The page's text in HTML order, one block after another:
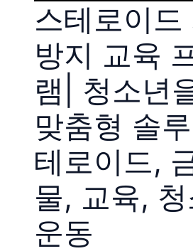
스테로이드
방지 교육
램| 청소년
맞춤형 솔
테로이드,
물, 교육,
운동